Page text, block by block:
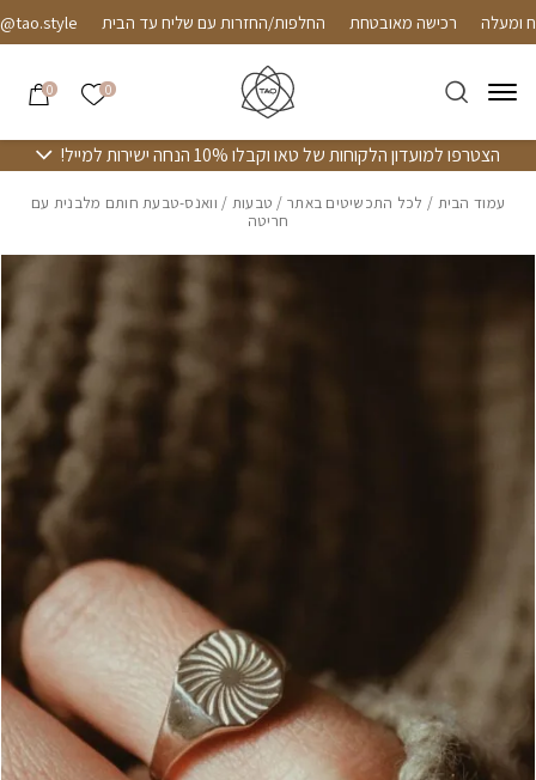
Skip to Contentרכישה מאובטחת החלפות/החזרות עם שליח עד הבית
0 הרשימה
0
הצטרפו למועדון הלקוחות של טאו וקבלו 10% הנחה ישירות למייל!
עמוד הבית / לכל התכשיטים באתר / טבעות / וואנס-טבעת חותם מלבנית עם
חריטה
בחזרה למעלה